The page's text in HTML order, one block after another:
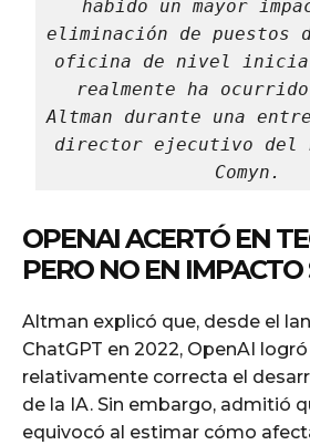
habido un mayor
eliminación de puestos
oficina de nivel
realmente ha
Altman durante una
director ejecutivo del
Comyn.
OPENAI ACERTÓ EN
PERO NO EN IMPACTO
Altman explicó que, desde el
ChatGPT en 2022, OpenAI
relativamente correcta el
de la IA. Sin embargo, admitió
equivocó al estimar cómo